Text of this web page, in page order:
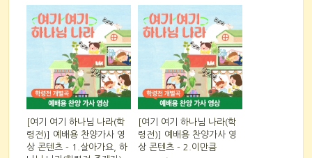
[여기 여기 하나님 나라(학
령전)] 예배용 찬양가사 영
상 콘텐츠 - 1.살아가요, 하
[여기 여기 하나님 나라(학
령전)] 예배용 찬양가사 영
상 콘텐츠 - 2.이만큼